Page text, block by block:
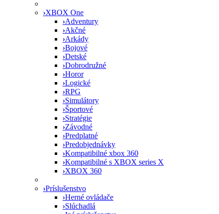
›XBOX One
›Adventury
›Akčné
›Arkády
›Bojové
›Detské
›Dobrodružné
›Horor
›Logické
›RPG
›Simulátory
›Športové
›Stratégie
›Závodné
›Predplatné
›Predobjednávky
›Kompatibilné xbox 360
›Kompatibilné s XBOX series X
›XBOX 360
›Príslušenstvo
›Herné ovládače
›Slúchadlá